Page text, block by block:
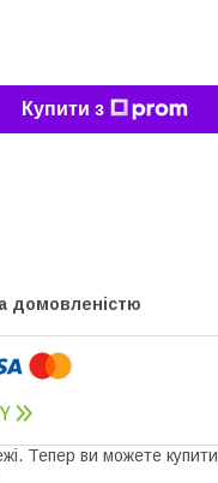
Купити з
домовленістю
Тепер ви можете купити